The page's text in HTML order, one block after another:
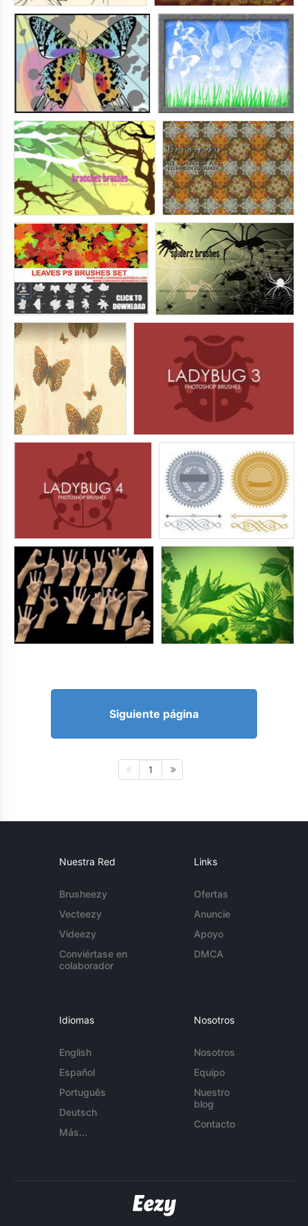
Siguiente página
1
Nuestra Red
Brusheezy
Vecteezy
Videezy
Conviértase en
colaborador
Links
Ofertas
Anuncie
Apoyo
DMCA
Idiomas
English
Español
Português
Deutsch
Más...
Nosotros
Nosotros
Equipo
Nuestro
blog
Contacto